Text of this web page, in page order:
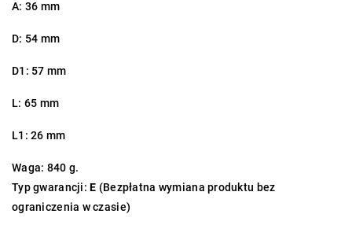
A: 36 mm
D: 54 mm
D1: 57 mm
L: 65 mm
L1: 26 mm
Waga: 840 g.
Typ gwarancji:E (Bezpłatna wymiana produktu bez
ograniczenia w czasie)